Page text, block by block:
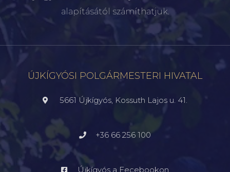
alapításától számíthatjuk.
ÚJKÍGYÓSI POLGÁRMESTERI HIVATAL
5661 Újkígyós, Kossuth Lajos u. 41.
+36 66 256 100
Újkígyós a Fecebookon